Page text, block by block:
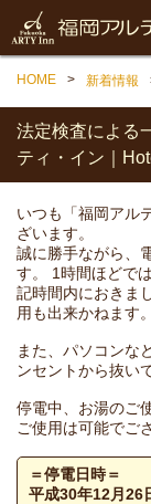
HOME 新着情報
法定検査による
ティ・イン｜
いつも「福岡アル
ざいます。
誠に勝手ながら、
す。
1時間ほどで
記時間内におきま
用も出来かねます。
また、パソコンな
ンセントから抜い
停電中、お湯のご
ご使用は可能でご
＝停電日時＝
平成30年12月26